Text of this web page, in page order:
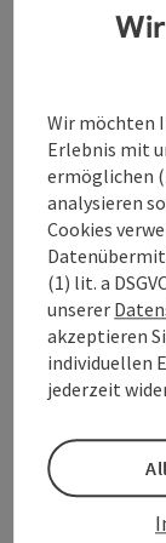
Mit dem
Zum
Wir möchten
Erlebnis mit
ermöglichen
analysieren
Cookies
(1) lit. a
unserer
akzeptieren
individuellen
jederzeit